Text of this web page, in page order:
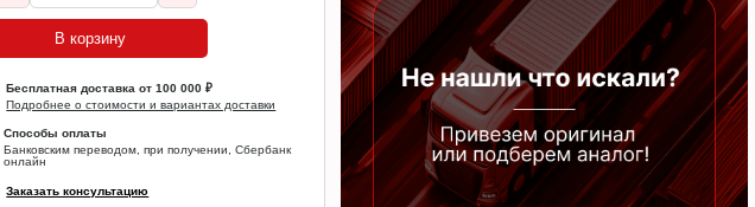
В корзину
Бесплатная доставка от 100 000 ₽
Подробнее о стоимости и вариантах доставки
Способы оплаты
Банковским переводом, при получении, Сбербанк
онлайн
Заказать консультацию